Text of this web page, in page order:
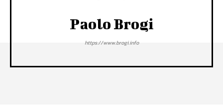
Paolo Brogi
https://www.brogi.info